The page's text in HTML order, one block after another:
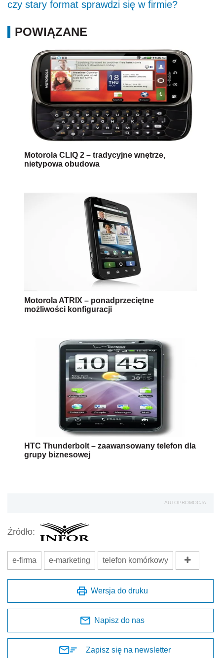
czy stary format sprawdzi się w firmie?
POWIĄZANE
Motorola CLIQ 2 – tradycyjne wnętrze,
nietypowa obudowa
Motorola ATRIX – ponadprzeciętne
możliwości konfiguracji
HTC Thunderbolt – zaawansowany telefon dla
grupy biznesowej
AUTOPROMOCJA
Źródło:
e-firma e-marketing telefon komórkowy
Wersja do druku
Napisz do nas
Zapisz się na newsletter